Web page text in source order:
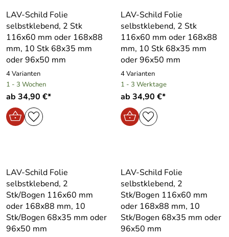
LAV-Schild Folie
selbstklebend, 2 Stk
116x60 mm oder 168x88
mm, 10 Stk 68x35 mm
oder 96x50 mm
4 Varianten
1 - 3 Wochen
ab 34,90 €*
LAV-Schild Folie
selbstklebend, 2 Stk
116x60 mm oder 168x88
mm, 10 Stk 68x35 mm
oder 96x50 mm
4 Varianten
1 - 3 Werktage
ab 34,90 €*
LAV-Schild Folie
selbstklebend, 2
Stk/Bogen 116x60 mm
oder 168x88 mm, 10
Stk/Bogen 68x35 mm oder
96x50 mm
LAV-Schild Folie
selbstklebend, 2
Stk/Bogen 116x60 mm
oder 168x88 mm, 10
Stk/Bogen 68x35 mm oder
96x50 mm